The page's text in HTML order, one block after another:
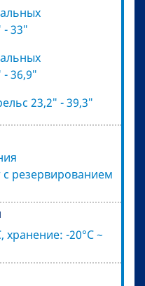
33″
36,9″
23,2″ - 39,3″
резервированием
хранение: -20°C ~